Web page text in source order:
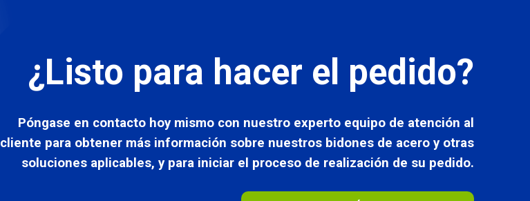
¿Listo para hacer el pedido?
Póngase en contacto hoy mismo con nuestro experto equipo de atención al
cliente para obtener más información sobre nuestros bidones de acero y otras
soluciones aplicables, y para iniciar el proceso de realización de su pedido.